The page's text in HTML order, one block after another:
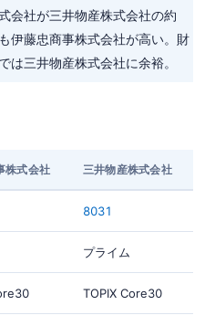
会社が三井物産株式会社の約
伊藤忠商事株式会社が高い。財
は三井物産株式会社に余裕。
株式会社 三井物産株式会社
8031
プライム
TOPIX Core30